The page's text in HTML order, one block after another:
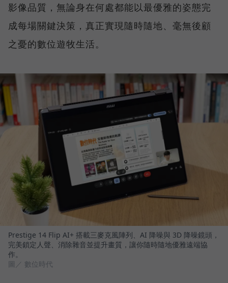
影像品質，無論身在何處都能以最優雅的姿態完
成每場關鍵決策，真正實現隨時隨地、毫無後顧
之憂的數位遊牧生活。
Prestige 14 Flip AI+ 搭載三麥克風陣列、AI 降噪與 3D 降噪鏡頭，
完美鎖定人聲、消除雜音並提升畫質，讓你隨時隨地優雅遠端協
作。
圖／ 數位時代